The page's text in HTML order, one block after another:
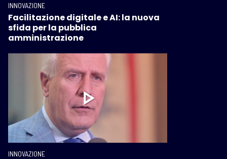
INNOVAZIONE
Facilitazione digitale e AI: la nuova
sfida per la pubblica
amministrazione
INNOVAZIONE